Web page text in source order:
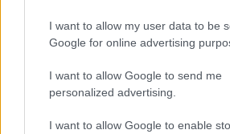
I want to allow my user data to be
Google for online advertising
I want to allow Google to send me
personalized advertising.
I want to allow Google to enable
Marshall και τον φίλησε στο
στο κοινό . Στη συνέχεια
κάμερα και σχολίασε με
είναι queerbaiting»,
κοινό και προκαλώντας